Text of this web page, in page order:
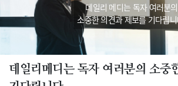
데일리 메디는 독자 여러분의
소중한 의견과 제보를 기다립
데일리메디는 독자 여러분의 소중